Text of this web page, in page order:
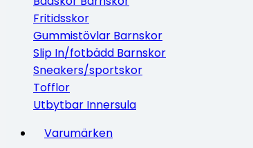
Fritidsskor
Gummistövlar Barnskor
Slip In/fotbädd Barnskor
Sneakers/sportskor
Tofflor
Utbytbar Innersula
Varumärken